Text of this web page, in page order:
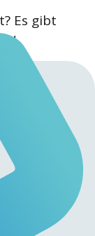
Es gibt